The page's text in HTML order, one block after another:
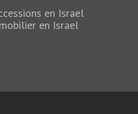
en Israel
en Israel